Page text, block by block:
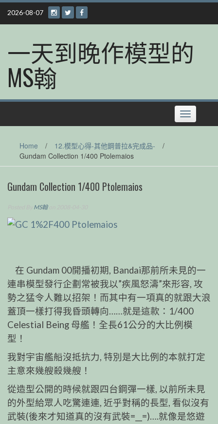
Skip
content
2026-08-07
一天到晚作模型的
MS翰
Toggle
navigation
Home / 12.模型心得-其他鋼普拉&完成品-
/
Gundam Collection 1/400 Ptolemaios
Gundam Collection 1/400 Ptolemaios
MS翰on 2008-04-30
在 Gundam 00開播初期, Bandai那前所未見的一
連串模型發行企劃常被我以”疾風怒濤”來形容, 攻
勢之猛令人難以招架！而其中有一項真的就跟大浪
蓋頂一樣打得我昏頭轉向……就是這款：1/400
Celestial Being 母艦！全長61公分的大比例模
型！
我對宇宙艦船沒抵抗力, 特別是大比例的本就打定
主意來幾艘殺幾艘！
從造型公開的時候就跟四台鋼彈一樣, 以前所未見
的外型給眾人吃驚連連, 近乎對稱的長型, 看似沒有
武裝(後來才知道真的沒有武裝=__=)….就像是悠遊